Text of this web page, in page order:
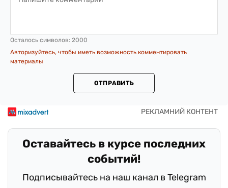
Осталось символов: 2000
Авторизуйтесь, чтобы иметь возможность комментировать
материалы
ОТПРАВИТЬ
Оставайтесь в курсе последних
событий!
Подписывайтесь на наш канал в Telegram